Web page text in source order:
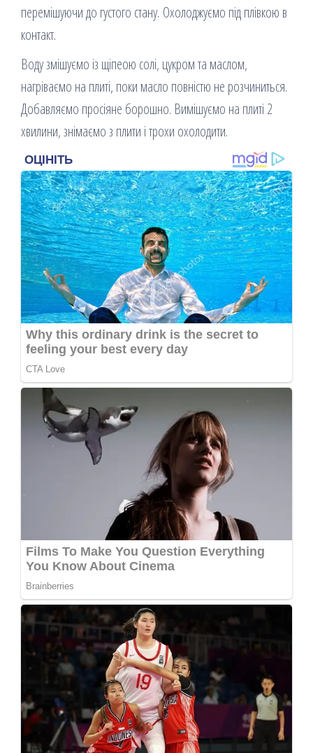
перемішуючи до густого стану. Охолоджуємо під плівкою в
контакт.
Воду змішуємо із щіпеою солі, цукром та маслом,
нагріваємо на плиті, поки масло повністю не розчиниться.
Добавляємо просіяне борошно. Вимішуємо на плиті 2
хвилини, знімаємо з плити і трохи охолодити.